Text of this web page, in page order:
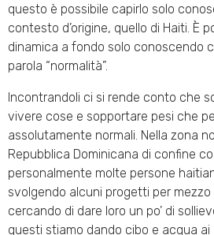
questo è possibile capirlo solo
contesto d’origine, quello di Haiti. È
dinamica a fondo solo conoscendo
parola “normalità”.
Incontrandoli ci si rende conto che
vivere cose e sopportare pesi che
assolutamente normali. Nella zona
Repubblica Dominicana di confine
personalmente molte persone
svolgendo alcuni progetti per
cercando di dare loro un po’ di
questi stiamo dando cibo e acqua